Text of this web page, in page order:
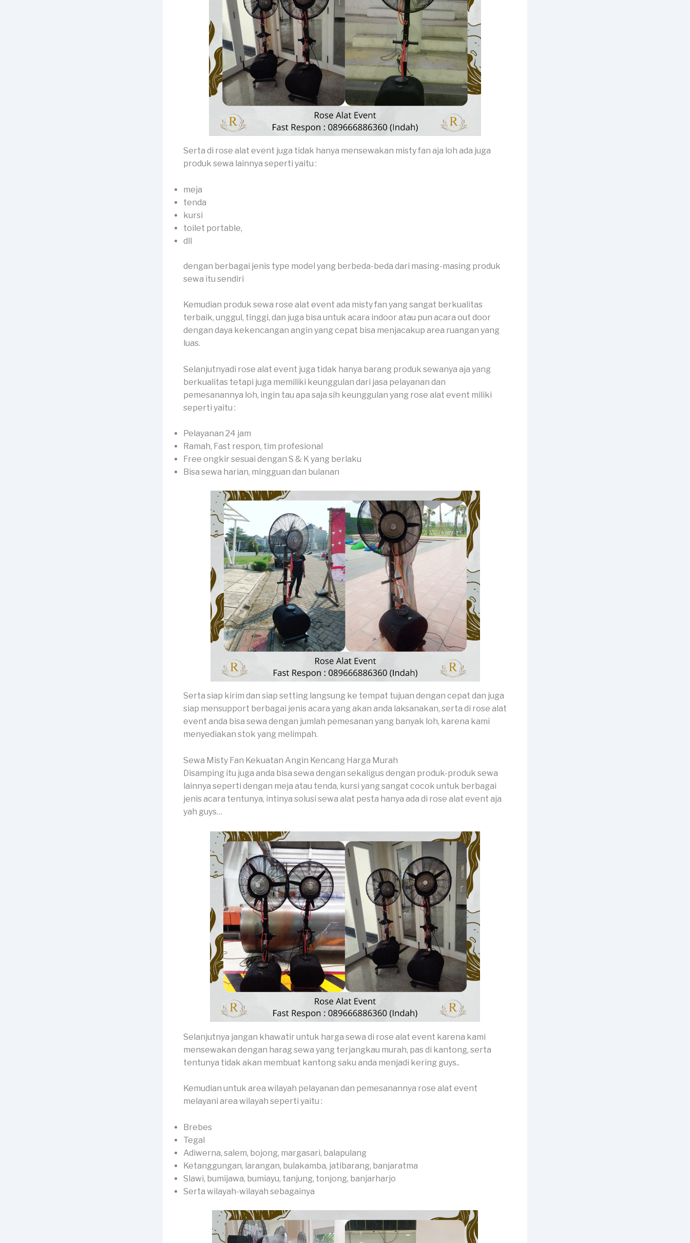
Serta di rose alat event juga tidak hanya mensewakan misty fan aja loh ada juga
produk sewa lainnya seperti yaitu :
meja
tenda
kursi
toilet portable,
dll
dengan berbagai jenis type model yang berbeda-beda dari masing-masing produk
sewa itu sendiri
Kemudian produk sewa rose alat event ada misty fan yang sangat berkualitas
terbaik, unggul, tinggi, dan juga bisa untuk acara indoor atau pun acara out door
dengan daya kekencangan angin yang cepat bisa menjacakup area ruangan yang
luas.
Selanjutnyadi rose alat event juga tidak hanya barang produk sewanya aja yang
berkualitas tetapi juga memiliki keunggulan dari jasa pelayanan dan
pemesanannya loh, ingin tau apa saja sih keunggulan yang rose alat event miliki
seperti yaitu :
Pelayanan 24 jam
Ramah, Fast respon, tim profesional
Free ongkir sesuai dengan S & K yang berlaku
Bisa sewa harian, mingguan dan bulanan
Serta siap kirim dan siap setting langsung ke tempat tujuan dengan cepat dan juga
siap mensupport berbagai jenis acara yang akan anda laksanakan, serta di rose alat
event anda bisa sewa dengan jumlah pemesanan yang banyak loh, karena kami
menyediakan stok yang melimpah.
Sewa Misty Fan Kekuatan Angin Kencang Harga Murah
Disamping itu juga anda bisa sewa dengan sekaligus dengan produk-produk sewa
lainnya seperti dengan meja atau tenda, kursi yang sangat cocok untuk berbagai
jenis acara tentunya, intinya solusi sewa alat pesta hanya ada di rose alat event aja
yah guys…
Selanjutnya jangan khawatir untuk harga sewa di rose alat event karena kami
mensewakan dengan harag sewa yang terjangkau murah, pas di kantong, serta
tentunya tidak akan membuat kantong saku anda menjadi kering guys..
Kemudian untuk area wilayah pelayanan dan pemesanannya rose alat event
melayani area wilayah seperti yaitu :
Brebes
Tegal
Adiwerna, salem, bojong, margasari, balapulang
Ketanggungan, larangan, bulakamba, jatibarang, banjaratma
Slawi, bumijawa, bumiayu, tanjung, tonjong, banjarharjo
Serta wilayah-wilayah sebagainya